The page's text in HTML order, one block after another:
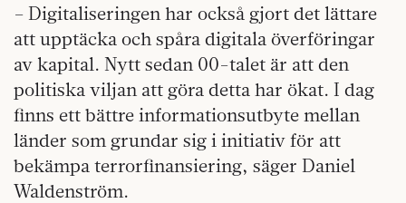
– Digitaliseringen har också gjort det lättare
att upptäcka och spåra digitala överföringar
av kapital. Nytt sedan 00-talet är att den
politiska viljan att göra detta har ökat. I dag
finns ett bättre informationsutbyte mellan
länder som grundar sig i initiativ för att
bekämpa terrorfinansiering, säger Daniel
Waldenström.